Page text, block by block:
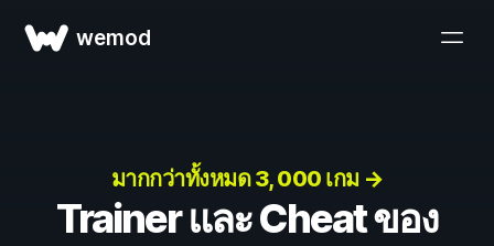
wemod
มากกว่าทั้งหมด 3, 000 เกม →
Trainer และ Cheat ของ